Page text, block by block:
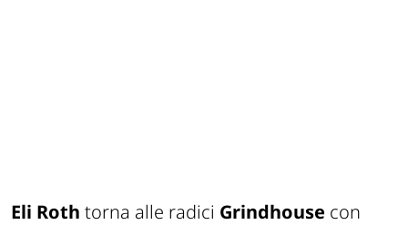
Eli Roth torna alle radici Grindhouse con